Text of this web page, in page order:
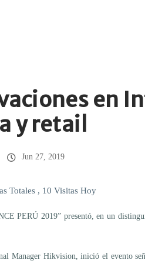
en
y retail
Jun 27, 2019
Totales , 10 Visitas Hoy
PERÚ 2019” presentó, en un
Manager Hikvision, inició el evento